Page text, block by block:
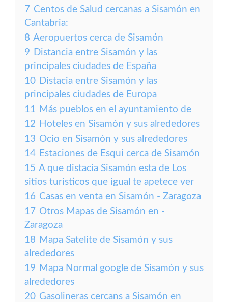
7 Centos de Salud cercanas a Sisamón en
Cantabria:
8 Aeropuertos cerca de Sisamón
9 Distancia entre Sisamón y las
principales ciudades de España
10 Distacia entre Sisamón y las
principales ciudades de Europa
11 Más pueblos en el ayuntamiento de
12 Hoteles en Sisamón y sus alrededores
13 Ocio en Sisamón y sus alrededores
14 Estaciones de Esqui cerca de Sisamón
15 A que distacia Sisamón esta de Los
sitios turisticos que igual te apetece ver
16 Casas en venta en Sisamón - Zaragoza
17 Otros Mapas de Sisamón en -
Zaragoza
18 Mapa Satelite de Sisamón y sus
alrededores
19 Mapa Normal google de Sisamón y sus
alrededores
20 Gasolineras cercans a Sisamón en